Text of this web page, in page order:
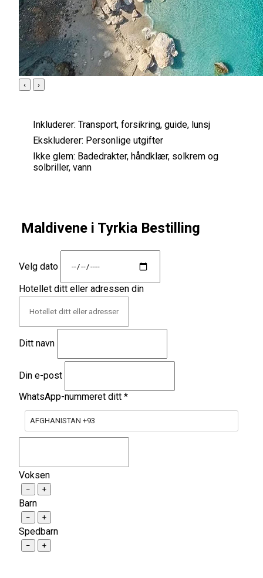
‹ ›
Inkluderer: Transport, forsikring, guide, lunsj
Ekskluderer: Personlige utgifter
Ikke glem: Badedrakter, håndklær, solkrem og
solbriller, vann
Maldivene i Tyrkia Bestilling
Velg dato
Hotellet ditt eller adressen din
Ditt navn
Din e-post
WhatsApp-nummeret ditt *
AFGHANISTAN +93
Voksen
− +
Barn
− +
Spedbarn
− +